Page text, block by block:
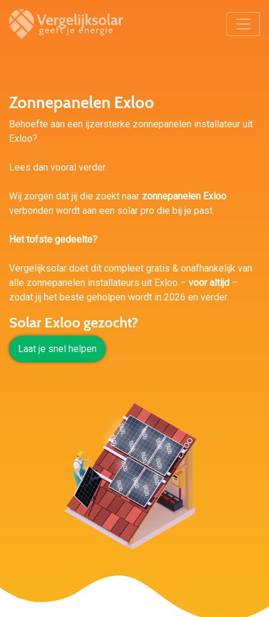
Zonnepanelen Exloo
Behoefte aan een ijzersterke zonnepanelen installateur uit
Exloo?
Lees dan vooral verder.
Wij zorgen dat jij die zoekt naar zonnepanelen Exloo
verbonden wordt aan een solar pro die bij je past.
Het tofste gedeelte?
Vergelijksolar doet dit compleet gratis & onafhankelijk van
alle zonnepanelen installateurs uit Exloo – voor altijd –
zodat jij het beste geholpen wordt in 2026 en verder.
Solar Exloo gezocht?
Laat je snel helpen